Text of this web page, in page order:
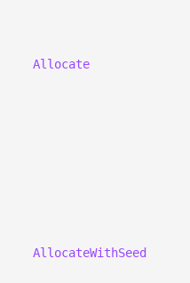
Allocate
AllocateWithSeed